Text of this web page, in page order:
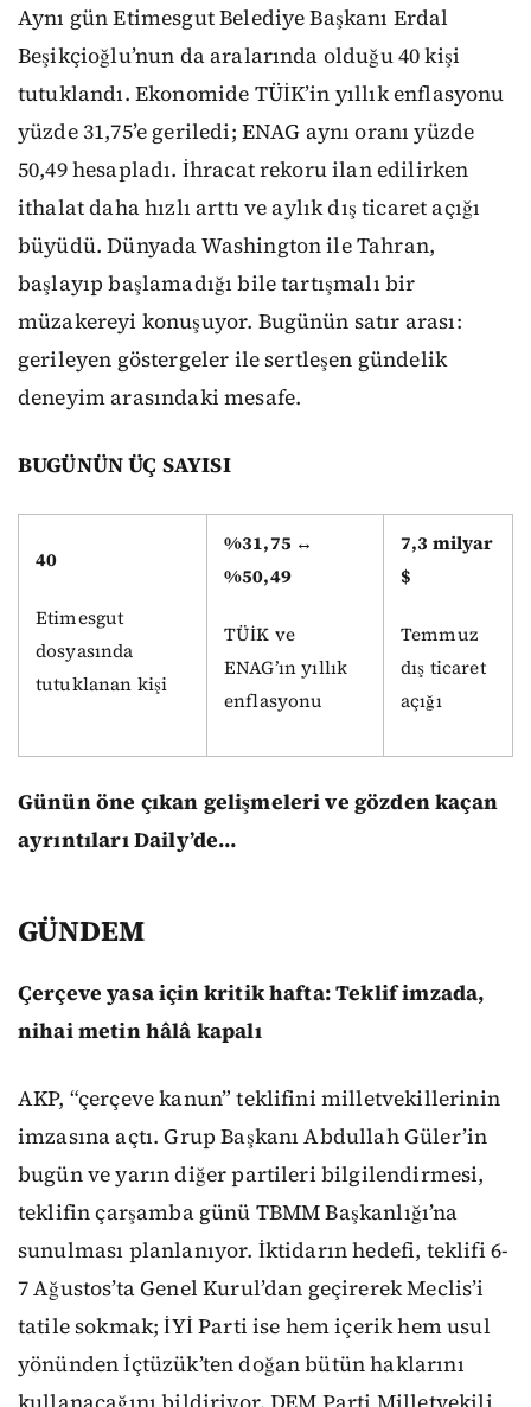
Aynı gün Etimesgut Belediye Başkanı Erdal
Beşikçioğlu’nun da aralarında olduğu 40 kişi
tutuklandı. Ekonomide TÜİK’in yıllık enflasyonu
yüzde 31,75’e geriledi; ENAG aynı oranı yüzde
50,49 hesapladı. İhracat rekoru ilan edilirken
ithalat daha hızlı arttı ve aylık dış ticaret açığı
büyüdü. Dünyada Washington ile Tahran,
başlayıp başlamadığı bile tartışmalı bir
müzakereyi konuşuyor. Bugünün satır arası:
gerileyen göstergeler ile sertleşen gündelik
deneyim arasındaki mesafe.
BUGÜNÜN ÜÇ SAYISI
40
Etimesgut
dosyasında
tutuklanan kişi
%31,75 ↔
%50,49
TÜİK ve
ENAG’ın yıllık
enflasyonu
7,3 milyar
$
Temmuz
dış ticaret
açığı
Günün öne çıkan gelişmeleri ve gözden kaçan
ayrıntıları Daily’de…
GÜNDEM
Çerçeve yasa için kritik hafta: Teklif imzada,
nihai metin hâlâ kapalı
AKP, “çerçeve kanun” teklifini milletvekillerinin
imzasına açtı. Grup Başkanı Abdullah Güler’in
bugün ve yarın diğer partileri bilgilendirmesi,
teklifin çarşamba günü TBMM Başkanlığı’na
sunulması planlanıyor. İktidarın hedefi, teklifi 6-
7 Ağustos’ta Genel Kurul’dan geçirerek Meclis’i
tatile sokmak; İYİ Parti ise hem içerik hem usul
yönünden İçtüzük’ten doğan bütün haklarını